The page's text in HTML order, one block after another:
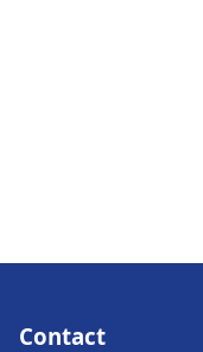
Contact